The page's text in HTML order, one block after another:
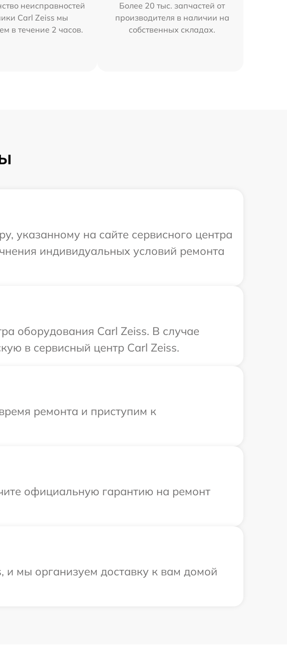
неисправностей
Carl Zeiss мы
в течение 2 часов.
Более 20 тыс. запчастей от
производителя в наличии на
собственных складах.
указанному на сайте сервисного центра
индивидуальных условий ремонта
оборудования Carl Zeiss. В случае
в сервисный центр Carl Zeiss.
ремонта и приступим к
официальную гарантию на ремонт
мы организуем доставку к вам домой